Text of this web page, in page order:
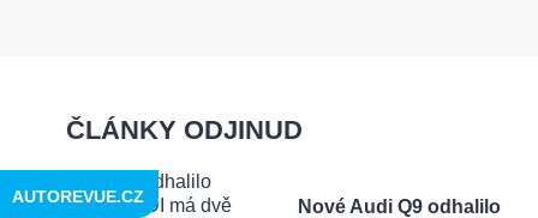
ČLÁNKY ODJINUD
Nové Audi Q9 odhalilo
AUTOREVUE.CZ